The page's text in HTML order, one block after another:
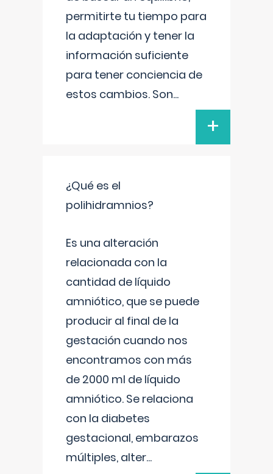
permitirte tu tiempo para
la adaptación y tener la
información suficiente
para tener conciencia de
estos cambios. Son...
+
¿Qué es el
polihidramnios?
Es una alteración
relacionada con la
cantidad de líquido
amniótico, que se puede
producir al final de la
gestación cuando nos
encontramos con más
de 2000 ml de líquido
amniótico. Se relaciona
con la diabetes
gestacional, embarazos
múltiples, alter...